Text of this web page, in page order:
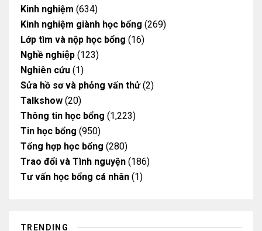
Kinh nghiệm (634)
Kinh nghiệm giành học bổng (269)
Lớp tìm và nộp học bổng (16)
Nghề nghiệp (123)
Nghiên cứu (1)
Sửa hồ sơ và phỏng vấn thử(2)
Talkshow (20)
Thông tin học bổng (1,223)
Tin học bổng (950)
Tổng hợp học bổng (280)
Trao đổi và Tình nguyện (186)
Tư vấn học bổng cá nhân (1)
TRENDING